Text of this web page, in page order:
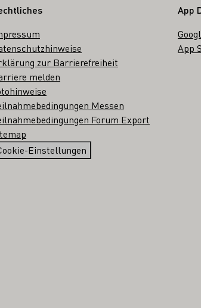
zur Barrierefreiheit
melden
Messen
Forum Export
Einstellungen
App
App